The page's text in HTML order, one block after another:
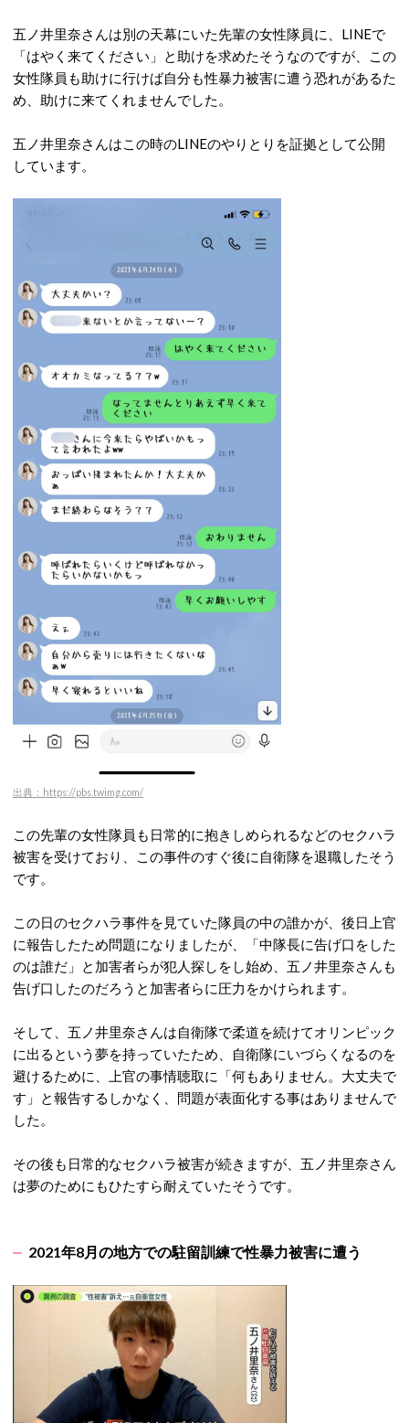
五ノ井里奈さんは別の天幕にいた先輩の女性隊員に、LINEで
「はやく来てください」と助けを求めたそうなのですが、この
女性隊員も助けに行けば自分も性暴力被害に遭う恐れがあるた
め、助けに来てくれませんでした。
五ノ井里奈さんはこの時のLINEのやりとりを証拠として公開
しています。
出典：https://pbs.twimg.com/
この先輩の女性隊員も日常的に抱きしめられるなどのセクハラ
被害を受けており、この事件のすぐ後に自衛隊を退職したそう
です。
この日のセクハラ事件を見ていた隊員の中の誰かが、後日上官
に報告したため問題になりましたが、「中隊長に告げ口をした
のは誰だ」と加害者らが犯人探しをし始め、五ノ井里奈さんも
告げ口したのだろうと加害者らに圧力をかけられます。
そして、五ノ井里奈さんは自衛隊で柔道を続けてオリンピック
に出るという夢を持っていたため、自衛隊にいづらくなるのを
避けるために、上官の事情聴取に「何もありません。大丈夫で
す」と報告するしかなく、問題が表面化する事はありませんで
した。
その後も日常的なセクハラ被害が続きますが、五ノ井里奈さん
は夢のためにもひたすら耐えていたそうです。
2021年8月の地方での駐留訓練で性暴力被害に遭う